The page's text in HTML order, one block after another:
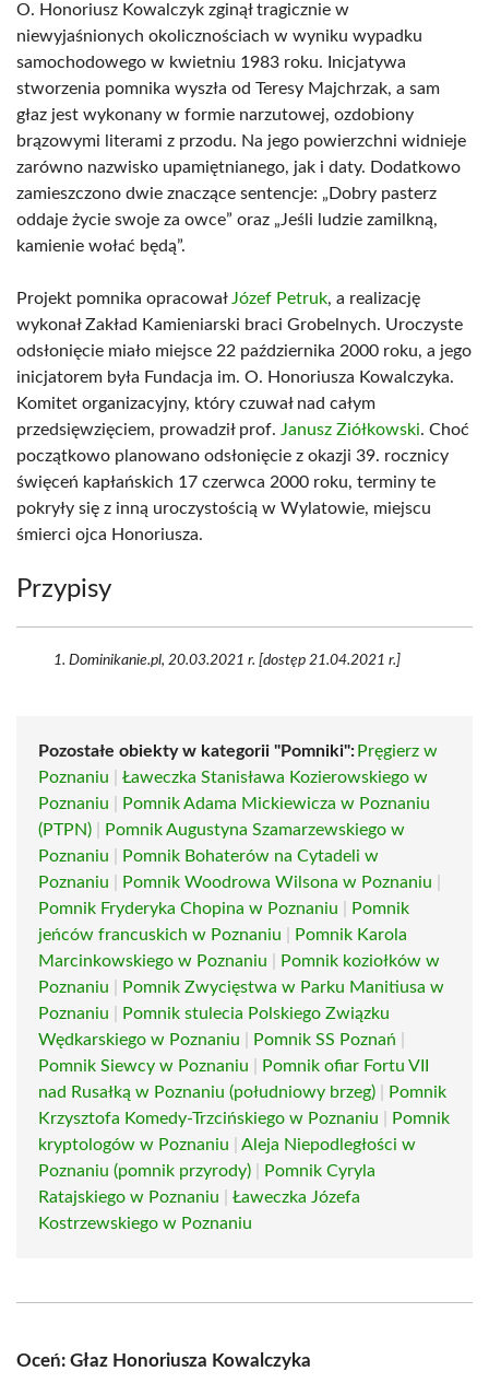
O. Honoriusz Kowalczyk zginął tragicznie w
niewyjaśnionych okolicznościach w wyniku wypadku
samochodowego w kwietniu 1983 roku. Inicjatywa
stworzenia pomnika wyszła od Teresy Majchrzak, a sam
głaz jest wykonany w formie narzutowej, ozdobiony
brązowymi literami z przodu. Na jego powierzchni widnieje
zarówno nazwisko upamiętnianego, jak i daty. Dodatkowo
zamieszczono dwie znaczące sentencje: „Dobry pasterz
oddaje życie swoje za owce” oraz „Jeśli ludzie zamilkną,
kamienie wołać będą”.
Projekt pomnika opracował Józef Petruk, a realizację
wykonał Zakład Kamieniarski braci Grobelnych. Uroczyste
odsłonięcie miało miejsce 22 października 2000 roku, a jego
inicjatorem była Fundacja im. O. Honoriusza Kowalczyka.
Komitet organizacyjny, który czuwał nad całym
przedsięwzięciem, prowadził prof. Janusz Ziółkowski. Choć
początkowo planowano odsłonięcie z okazji 39. rocznicy
święceń kapłańskich 17 czerwca 2000 roku, terminy te
pokryły się z inną uroczystością w Wylatowie, miejscu
śmierci ojca Honoriusza.
Przypisy
Dominikanie.pl, 20.03.2021 r. [dostęp 21.04.2021 r.]
Pozostałe obiekty w kategorii "Pomniki": Pręgierz w
Poznaniu
Ławeczka Stanisława Kozierowskiego w
Poznaniu
Pomnik Adama Mickiewicza w Poznaniu
(PTPN)
Pomnik Augustyna Szamarzewskiego w
Poznaniu
Pomnik Bohaterów na Cytadeli w
Poznaniu
Pomnik Woodrowa Wilsona w Poznaniu
Pomnik Fryderyka Chopina w Poznaniu
Pomnik
jeńców francuskich w Poznaniu
Pomnik Karola
Marcinkowskiego w Poznaniu
Pomnik koziołków w
Poznaniu
Pomnik Zwycięstwa w Parku Manitiusa w
Poznaniu
Pomnik stulecia Polskiego Związku
Wędkarskiego w Poznaniu
Pomnik SS Poznań
Pomnik Siewcy w Poznaniu
Pomnik ofiar Fortu VII
nad Rusałką w Poznaniu (południowy brzeg)
Pomnik
Krzysztofa Komedy-Trzcińskiego w Poznaniu
Pomnik
kryptologów w Poznaniu
Aleja Niepodległości w
Poznaniu (pomnik przyrody)
Pomnik Cyryla
Ratajskiego w Poznaniu
Ławeczka Józefa
Kostrzewskiego w Poznaniu
Oceń: Głaz Honoriusza Kowalczyka